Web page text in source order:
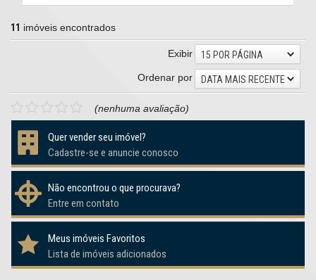
11 imóveis encontrados
Exibir
15 POR PÁGINA
Ordenar por
DATA MAIS RECENTE
(nenhuma avaliação)
Quer vender seu imóvel?
Cadastre-se e anuncie conosco
Não encontrou o que procurava?
Entre em contato
Meus imóveis Favoritos
Lista de imóveis adicionados